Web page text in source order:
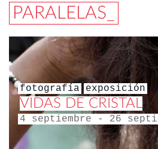
PARALELAS_
fotografía exposición
VIDAS DE CRISTAL
4 septiembre - 26